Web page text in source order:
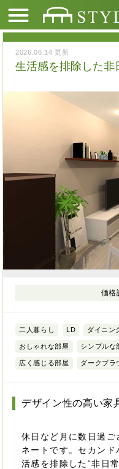
2026.06.14 更新
生活感を排除した非
価
二人暮らし LD ダイニン
おしゃれな部屋 シンプルな
広く感じる部屋 ダークブラ
デザイン性の高い家
休日など月に数日過ご
ネートです。セカン
活感を排除した“非日